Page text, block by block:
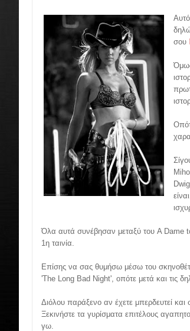
σου
Όλα αυτά συνέβησαν μεταξύ του A Dame
1η ταινία.
Επίσης να σας θυμήσω μέσω του
'The Long Bad Night', οπότε μετά και τις
Διόλου παράξενο αν έχετε μπερδευτεί και
Ξεκινήστε τα γυρίσματα επιτέλους
γω.